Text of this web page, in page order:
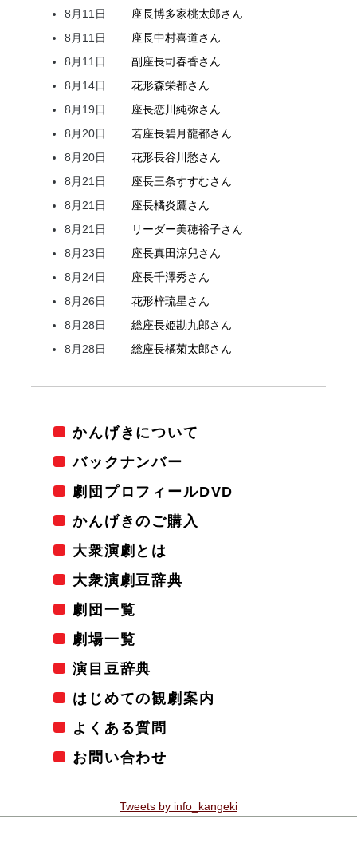
8月11日
座長博多家桃太郎さん
8月11日
座長中村喜道さん
8月11日
副座長司春香さん
8月14日
花形森栄都さん
8月19日
座長恋川純弥さん
8月20日
若座長碧月龍都さん
8月20日
花形長谷川愁さん
8月21日
座長三条すすむさん
8月21日
座長橘炎鷹さん
8月21日
リーダー美穂裕子さん
8月23日
座長真田涼兒さん
8月24日
座長千澤秀さん
8月26日
花形梓琉星さん
8月28日
総座長姫勘九郎さん
8月28日
総座長橘菊太郎さん
かんげきについて
バックナンバー
劇団プロフィールDVD
かんげきのご購入
大衆演劇とは
大衆演劇豆辞典
劇団一覧
劇場一覧
演目豆辞典
はじめての観劇案内
よくある質問
お問い合わせ
Tweets by info_kangeki